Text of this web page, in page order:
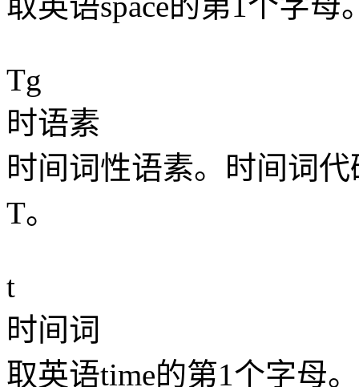
Tg
时语素
时间词性语素。时间词
T。
t
时间词
取英语time的第1个字母。